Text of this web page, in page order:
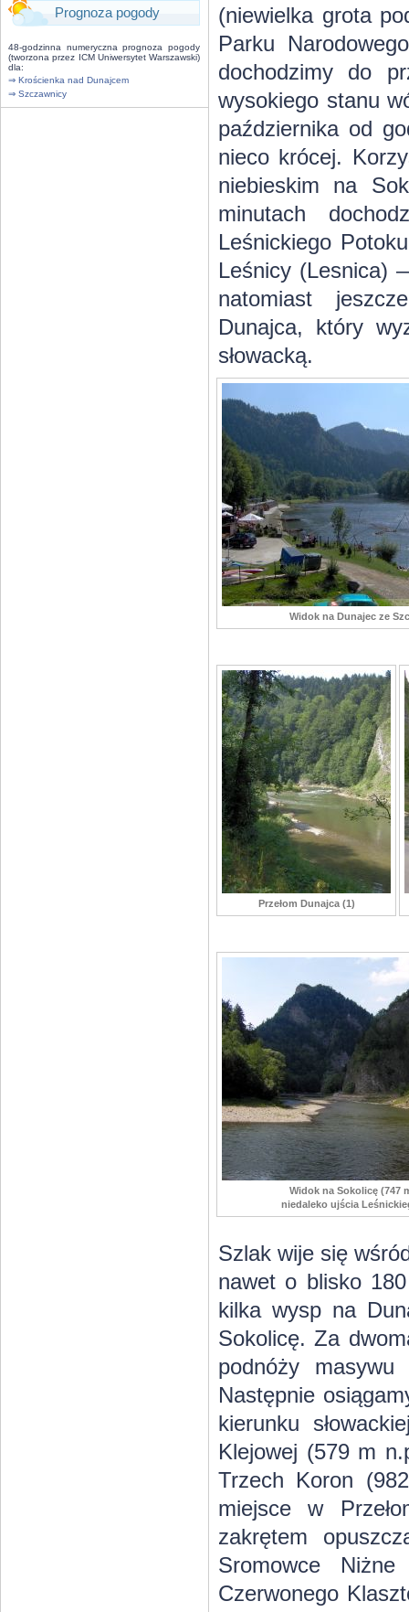
(niewielka grota
Parku
dochodzimy do
wysokiego stanu
października od
nieco krócej.
niebieskim na
minutach
Leśnickiego
Leśnicy (Lesnica)
natomiast
Dunajca, który
słowacką.
Widok na Dunajec ze
Przełom Dunajca (1)
Widok na Sokolicę (747
niedaleko ujścia
Szlak wije się
nawet o blisko
kilka wysp na
Sokolicę. Za
podnóży masywu
Następnie
kierunku
Klejowej (579 m
Trzech Koron
miejsce w
zakrętem
Sromowce
Czerwonego
Prognoza pogody
48-godzinna numeryczna prognoza pogody
(tworzona przez ICM Uniwersytet Warszawski)
dla:
⇒ Krościenka nad Dunajcem
⇒ Szczawnicy